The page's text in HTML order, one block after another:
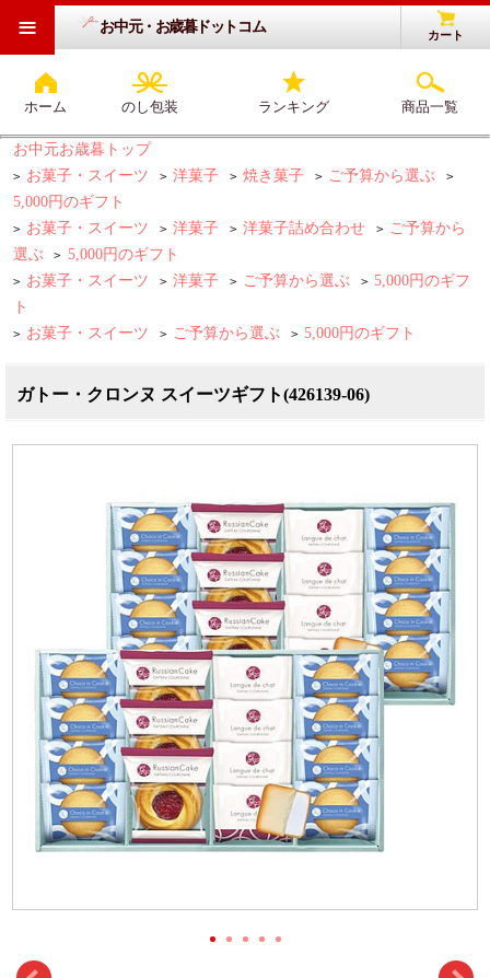
お中元・お歳暮ドットコム カート
ホーム のし包装 ランキング 商品一覧
≡
お中元お歳暮トップ
> お菓子・スイーツ > 洋菓子 > 焼き菓子 > ご予算から選ぶ >
5,000円のギフト
> お菓子・スイーツ > 洋菓子 > 洋菓子詰め合わせ > ご予算から
選ぶ
> 5,000円のギフト
> お菓子・スイーツ > 洋菓子 > ご予算から選ぶ > 5,000円のギフ
ト
> お菓子・スイーツ > ご予算から選ぶ > 5,000円のギフト
ガトー・クロンヌ スイーツギフト(426139-06)